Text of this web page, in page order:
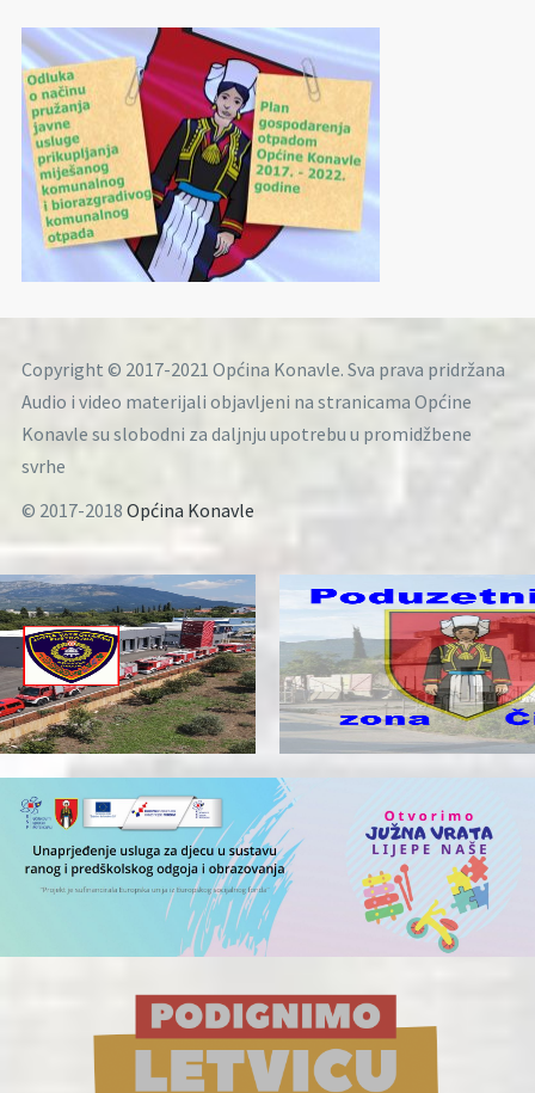
Copyright © 2017-2021 Općina Konavle. Sva prava pridržana
Audio i video materijali objavljeni na stranicama Općine
Konavle su slobodni za daljnju upotrebu u promidžbene
svrhe
© 2017-2018 Općina Konavle